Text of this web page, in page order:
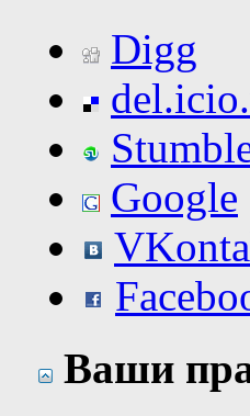
Digg
Google
Ваши